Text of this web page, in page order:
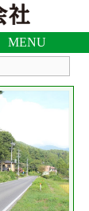
MENU